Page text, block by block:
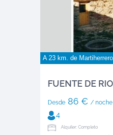
A 23 km. de Martiherrero
FUENTE DE
Desde86 € / noche
4
Alquiler: Completo